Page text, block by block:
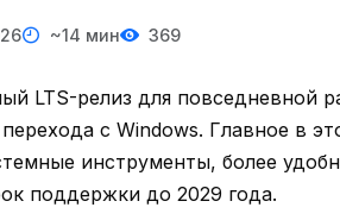
~14 мин 369
LTS-релиз для повседневной
с Windows. Главное в
инструменты, более
поддержки до 2029 года.